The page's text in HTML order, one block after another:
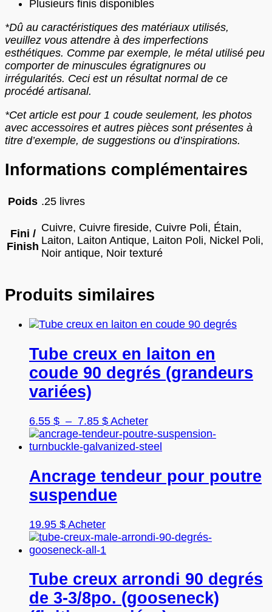
Plusieurs finis disponibles
*Dû au caractéristiques des matériaux utilisés,
veuillez vous attendre à des imperfections
esthétiques. Comme par exemple, le métal utilisé peu
comporter de minuscules égratignures ou
irrégularités. Ceci est un résultat normal de ce
procédé artisanal.
*Cet article est pour 1 coude seulement, les photos
avec accessoires et autres pièces sont présentes à
titre d’exemple, de suggestions ou d’inspirations.
Informations complémentaires
Poids .25 livres
Fini /
Finish
Cuivre, Cuivre fireside, Cuivre Poli, Étain,
Laiton, Laiton Antique, Laiton Poli, Nickel Poli,
Noir antique, Noir texturé
Produits similaires
Tube creux en laiton en
coude 90 degrés (grandeurs
variées)
6.55 $ – 7.85 $Plage
de
prix :
à
7.85 $
AcheterCe
produit
a
variations.
Les
choisies
page
du
produit
Ancrage tendeur pour poutre
suspendue
19.95 $ Acheter
Tube creux arrondi 90 degrés
de 3-3/8po. (gooseneck)